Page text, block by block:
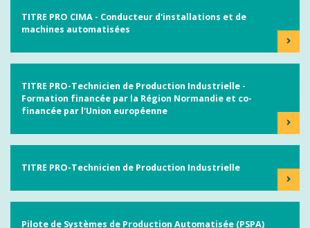
TITRE PRO CIMA - Conducteur d'installations et de
machines automatisées
TITRE PRO-Technicien de Production Industrielle -
Formation financée par la Région Normandie et co-
financée par l'Union européenne
TITRE PRO-Technicien de Production Industrielle
Pilote de Systèmes de Production Automatisée (PSPA)